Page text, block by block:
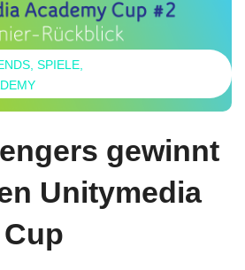
SPIELE
gewinnt
Unitymedia